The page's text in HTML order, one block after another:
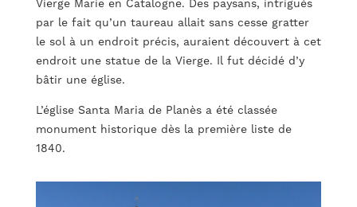
Vierge Marie en Catalogne. Des paysans, intrigués
par le fait qu’un taureau allait sans cesse gratter
le sol à un endroit précis, auraient découvert à cet
endroit une statue de la Vierge. Il fut décidé d’y
bâtir une église.
L’église Santa Maria de Planès a été classée
monument historique dès la première liste de
1840.